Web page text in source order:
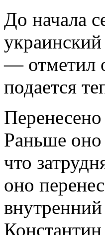
До начала
— отметил
подается
Раньше оно
что
оно